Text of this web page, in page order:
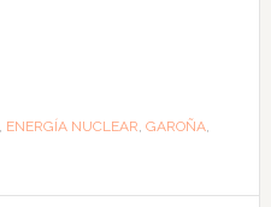
ENERGÍA NUCLEAR GAROÑA,